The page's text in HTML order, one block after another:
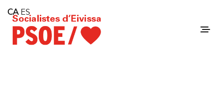
Consell Insular d'Eivissa
Services
Contact
CA ES